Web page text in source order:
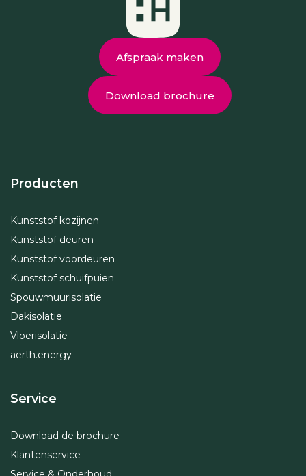
Afspraak maken
Download brochure
Producten
Kunststof kozijnen
Kunststof deuren
Kunststof voordeuren
Kunststof schuifpuien
Spouwmuurisolatie
Dakisolatie
Vloerisolatie
aerth.energy
Service
Download de brochure
Klantenservice